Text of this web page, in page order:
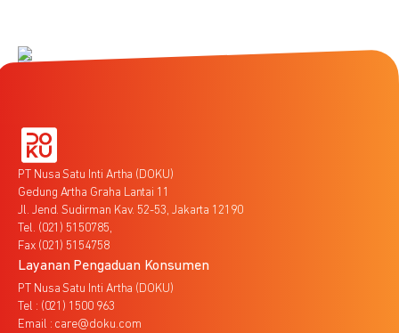
PT Nusa Satu Inti Artha (DOKU)
Gedung Artha Graha Lantai 11
Jl. Jend. Sudirman Kav. 52-53, Jakarta 12190
Tel. (021) 5150785,
Fax (021) 5154758
Layanan Pengaduan Konsumen
PT Nusa Satu Inti Artha (DOKU)
Tel : (021) 1500 963
Email : care@doku.com